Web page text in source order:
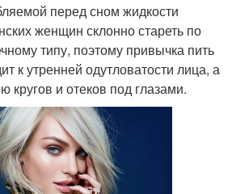
перед сном жидкости
женщин склонно стареть по
типу, поэтому привычка пить
к утренней одутловатости лица, а
и отеков под глазами.